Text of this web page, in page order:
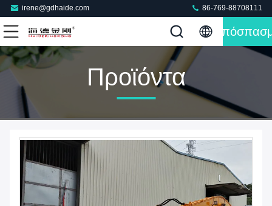
irene@gdhaide.com 86-769-88708111
Προϊόντα